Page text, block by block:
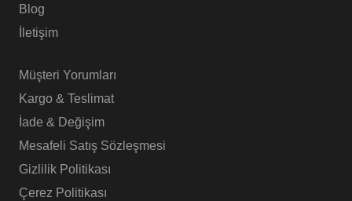
Blog
İletişim
Müşteri Yorumları
Kargo & Teslimat
İade & Değişim
Mesafeli Satış Sözleşmesi
Gizlilik Politikası
Çerez Politikası